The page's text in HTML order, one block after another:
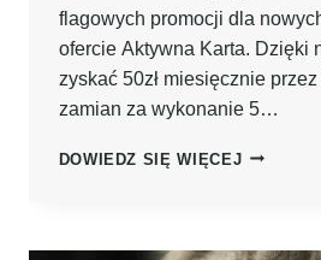
flagowych promocji dla
ofercie Aktywna Karta. Dzięki
zyskać 50zł miesięcznie
zamian za wykonanie 5…
DOWIEDZ SIĘ WIĘCEJ
BYWA